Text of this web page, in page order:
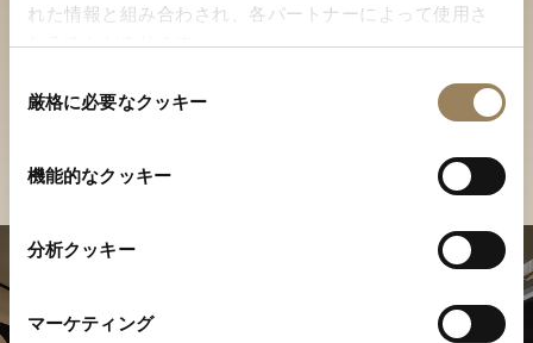
れた情報と組み合わされ、各パートナーによって使用さ
れることがあります。
厳格に必要なクッキー
機能的なクッキー
分析クッキー
マーケティング
ブティックでコレクションを
ご覧ください